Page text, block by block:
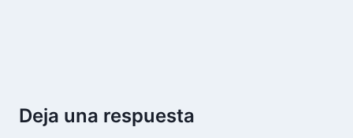
Deja una respuesta